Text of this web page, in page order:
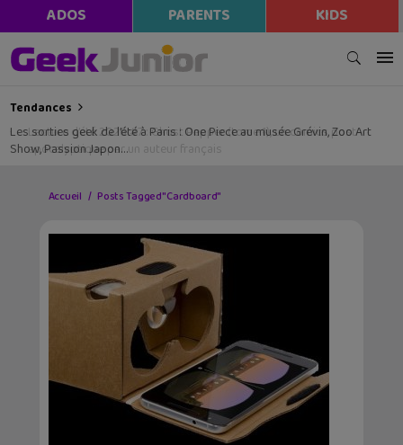
ADOS PARENTS KIDS
Tendances
Les sorties geek de l’été à Paris : One Piece au musée Grévin, Zoo Art
Show, Passion Japon…
Accueil Posts Tagged "Cardboard"